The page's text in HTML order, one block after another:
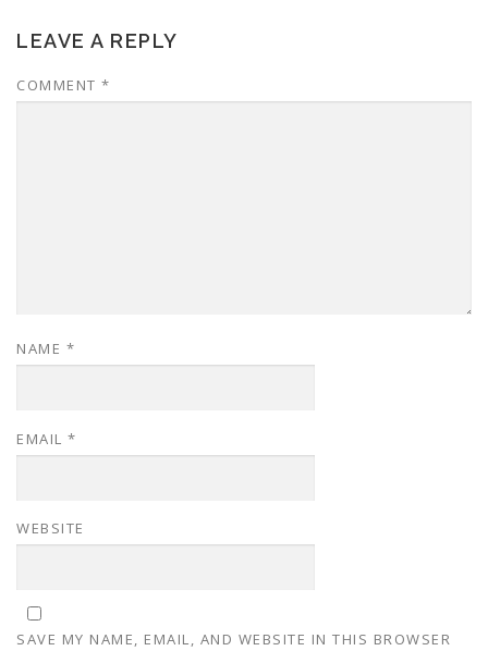
LEAVE A REPLY
COMMENT *
NAME *
EMAIL *
WEBSITE
SAVE MY NAME, EMAIL, AND WEBSITE IN THIS BROWSER